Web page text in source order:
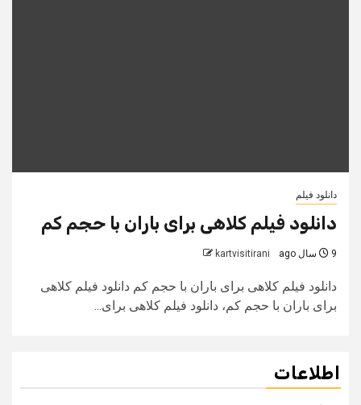
دانلود فیلم
دانلود فیلم کلاهی برای باران با حجم کم
9 سال ago kartvisitirani
دانلود فیلم کلاهی برای باران با حجم کم دانلود فیلم کلاهی
برای باران با حجم کم، دانلود فیلم کلاهی برای...
اطلاعات